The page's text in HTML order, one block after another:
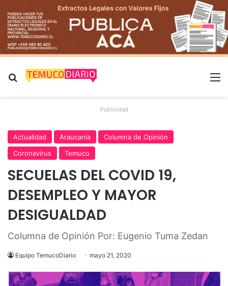
Buscar por
Publicidad
Actualidad Araucanía
Columna de Opinión
Coronavirus
Temuco
SECUELAS DEL COVID 19,
DESEMPLEO Y MAYOR
DESIGUALDAD
Columna de Opinión Por: Eugenio Tuma Zedan
Equipo TemucoDiario mayo 21, 2020